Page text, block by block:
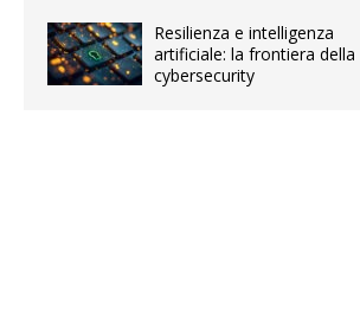
Resilienza e intelligenza
artificiale: la frontiera della
cybersecurity